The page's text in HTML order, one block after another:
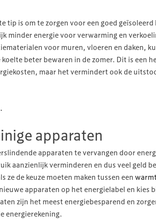
tip is om te zorgen voor een goed geïsoleerd
minder energie voor verwarming en
voor muren, vloeren en daken,
beter bewaren in de zomer. Dit is een
maar het vermindert ook de
apparaten
apparaten te vervangen door
aanzienlijk verminderen en dus veel geld
ze de keuze moeten maken tussen een
apparaten op het energielabel en kies
zijn het meest energiebesparend en
energierekening.